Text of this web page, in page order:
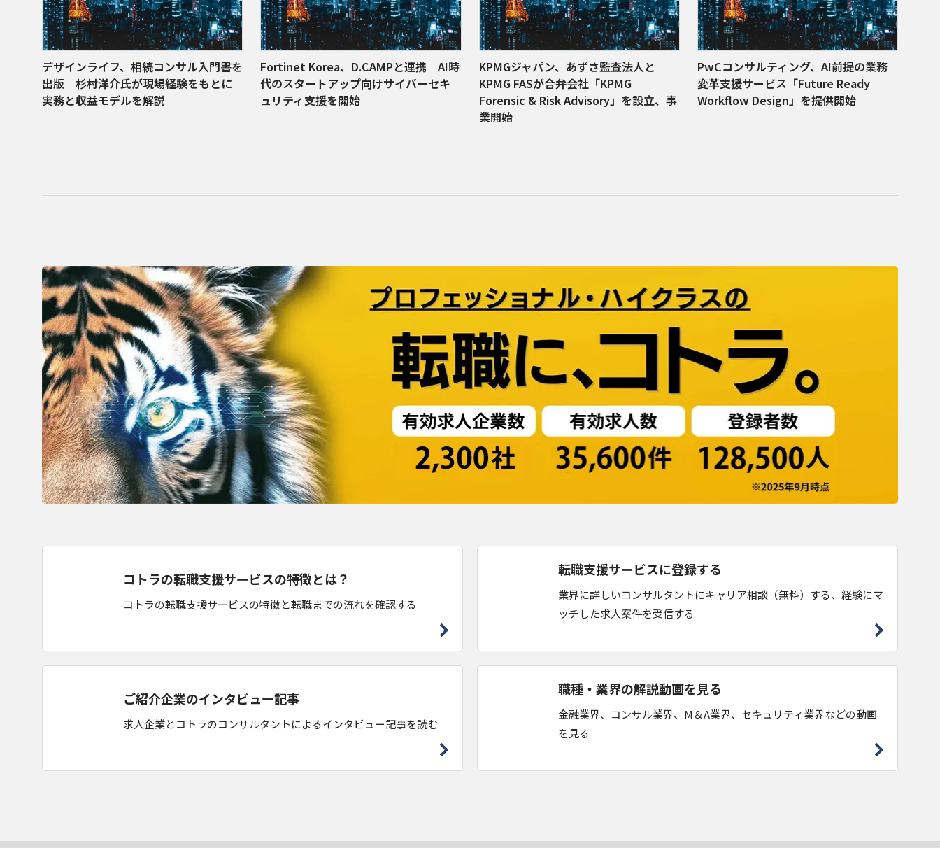
デザインライフ、相続コンサル入門書を
出版 杉村洋介氏が現場経験をもとに
実務と収益モデルを解説
Fortinet Korea、D.CAMPと連携 AI時
代のスタートアップ向けサイバーセキ
ュリティ支援を開始
KPMGジャパン、あずさ監査法人と
KPMG FASが合弁会社「KPMG
Forensic & Risk Advisory」を設立、事
業開始
PwCコンサルティング、AI前提の業務
変革支援サービス「Future Ready
Workflow Design」を提供開始
コトラの転職支援サービスの特徴とは？
コトラの転職支援サービスの特徴と転職までの流れを確認する
転職支援サービスに登録する
業界に詳しいコンサルタントにキャリア相談（無料）する、経験にマ
ッチした求人案件を受信する
ご紹介企業のインタビュー記事
求人企業とコトラのコンサルタントによるインタビュー記事を読む
職種・業界の解説動画を見る
金融業界、コンサル業界、M＆A業界、セキュリティ業界などの動画
を見る